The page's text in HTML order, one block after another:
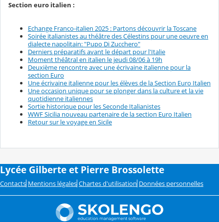
Section euro italien :
Echange Franco-italien 2025 : Partons découvrir la Toscane
Soirée italianistes au théâtre des Célestins pour une oeuvre en
dialecte napolitain: "Pupo Di Zucchero"
Derniers préparatifs avant le départ pour l'Italie
Moment théâtral en italien le jeudi 08/06 à 19h
Deuxième rencontre avec une écrivaine italienne pour la
section Euro
Une écrivaine italienne pour les élèves de la Section Euro Italien
Une occasion unique pour se plonger dans la culture et la vie
quotidienne italiennes
Sortie historique pour les Seconde Italianistes
WWF Sicilia nouveau partenaire de la section Euro Italien
Retour sur le voyage en Sicile
Lycée Gilberte et Pierre Brossolette
Contacts Mentions légales Chartes d'utilisation Données personnelles